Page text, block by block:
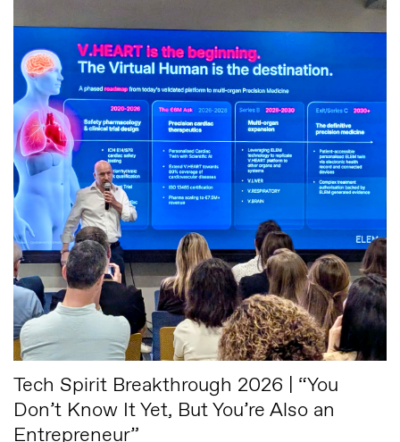
Tech Spirit Breakthrough 2026 | “You
Don’t Know It Yet, But You’re Also an
Entrepreneur”